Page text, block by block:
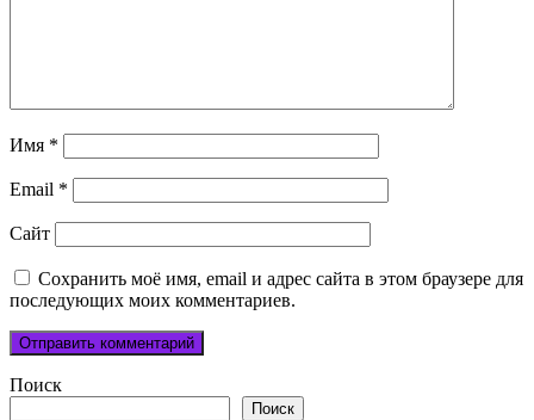
Имя *
Email *
Сайт
Сохранить моё имя, email и адрес сайта в этом браузере для
последующих моих комментариев.
Поиск
Поиск